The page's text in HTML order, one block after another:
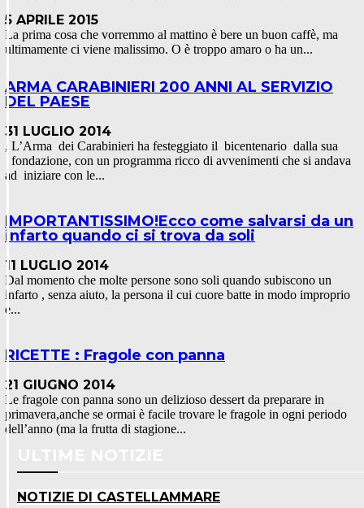
5 APRILE 2015
La prima cosa che vorremmo al mattino è bere un buon caffè, ma
ultimamente ci viene malissimo. O è troppo amaro o ha un...
ARMA CARABINIERI 200 ANNI AL SERVIZIO
DEL PAESE
31 LUGLIO 2014
, L’Arma dei Carabinieri ha festeggiato il bicentenario dalla sua
fondazione, con un programma ricco di avvenimenti che si andava
ad iniziare con le...
IMPORTANTISSIMO!Ecco come salvarsi da un
infarto quando ci si trova da soli
11 LUGLIO 2014
Dal momento che molte persone sono soli quando subiscono un
infarto , senza aiuto, la persona il cui cuore batte in modo improprio
e...
RICETTE : Fragole con panna
21 GIUGNO 2014
Le fragole con panna sono un delizioso dessert da preparare in
primavera,anche se ormai è facile trovare le fragole in ogni periodo
dell’anno (ma la frutta di stagione...
NOTIZIE DI CASTELLAMMARE